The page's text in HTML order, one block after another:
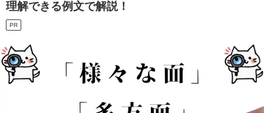
理解できる例文で解説！
PR